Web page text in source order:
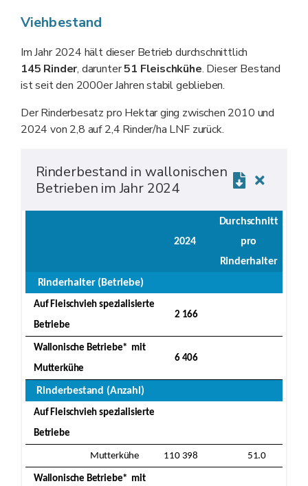
Viehbestand
Im Jahr 2024 hält dieser Betrieb durchschnittlich
145 Rinder, darunter51 Fleischkühe. Dieser Bestand
ist seit den 2000er Jahren stabil geblieben.
Der Rinderbesatz pro Hektar ging zwischen 2010 und
2024 von 2,8 auf 2,4 Rinder/ha LNF zurück.
Rinderbestand in wallonischen
Betrieben im Jahr 2024
2024
Durchschnitt
pro
Rinderhalter
Rinderhalter (Betriebe)
Auf Fleischvieh spezialisierte
Betriebe
2 166
Wallonische Betriebe* mit
Mutterkühe
6 406
Rinderbestand (Anzahl)
Auf Fleischvieh spezialisierte
Betriebe
Mutterkühe 110 398 51.0
Wallonische Betriebe* mit